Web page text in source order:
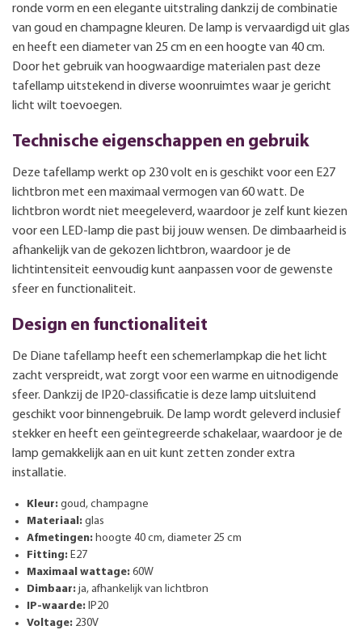
ronde vorm en een elegante uitstraling dankzij de combinatie
van goud en champagne kleuren. De lamp is vervaardigd uit glas
en heeft een diameter van 25 cm en een hoogte van 40 cm.
Door het gebruik van hoogwaardige materialen past deze
tafellamp uitstekend in diverse woonruimtes waar je gericht
licht wilt toevoegen.
Technische eigenschappen en gebruik
Deze tafellamp werkt op 230 volt en is geschikt voor een E27
lichtbron met een maximaal vermogen van 60 watt. De
lichtbron wordt niet meegeleverd, waardoor je zelf kunt kiezen
voor een LED-lamp die past bij jouw wensen. De dimbaarheid is
afhankelijk van de gekozen lichtbron, waardoor je de
lichtintensiteit eenvoudig kunt aanpassen voor de gewenste
sfeer en functionaliteit.
Design en functionaliteit
De Diane tafellamp heeft een schemerlampkap die het licht
zacht verspreidt, wat zorgt voor een warme en uitnodigende
sfeer. Dankzij de IP20-classificatie is deze lamp uitsluitend
geschikt voor binnengebruik. De lamp wordt geleverd inclusief
stekker en heeft een geïntegreerde schakelaar, waardoor je de
lamp gemakkelijk aan en uit kunt zetten zonder extra
installatie.
Kleur: goud, champagne
Materiaal: glas
Afmetingen: hoogte 40 cm, diameter 25 cm
Fitting: E27
Maximaal wattage: 60W
Dimbaar: ja, afhankelijk van lichtbron
IP-waarde: IP20
Voltage: 230V